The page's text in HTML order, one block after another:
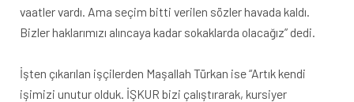
vaatler vardı. Ama seçim bitti verilen sözler havada kaldı.
Bizler haklarımızı alıncaya kadar sokaklarda olacağız” dedi.
İşten çıkarılan işçilerden Maşallah Türkan ise “Artık kendi
işimizi unutur olduk. İŞKUR bizi çalıştırarak, kursiyer